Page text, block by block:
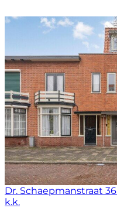
Dr. Schaepmanstraat 36
k.k.